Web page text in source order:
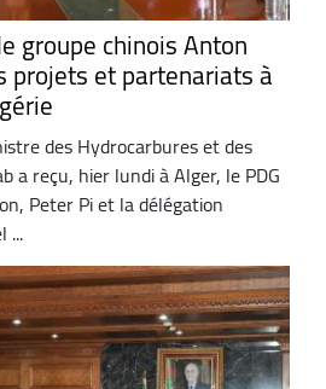
groupe chinois Anton
projets et partenariats à
des Hydrocarbures et des
a reçu, hier lundi à Alger, le PDG
Peter Pi et la délégation
...